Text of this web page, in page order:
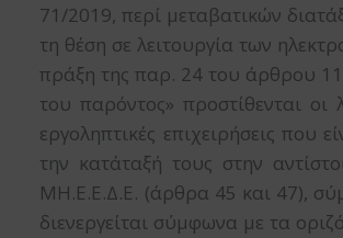
71/2019, περί μεταβατικών
τη θέση σε λειτουργία των
πράξη της παρ. 24 του άρθρου
του παρόντος» προστίθενται
εργοληπτικές επιχειρήσεις που
την κατάταξή τους στην
ΜΗ.Ε.Ε.Δ.Ε. (άρθρα 45 και 47),
διενεργείται σύμφωνα με τα